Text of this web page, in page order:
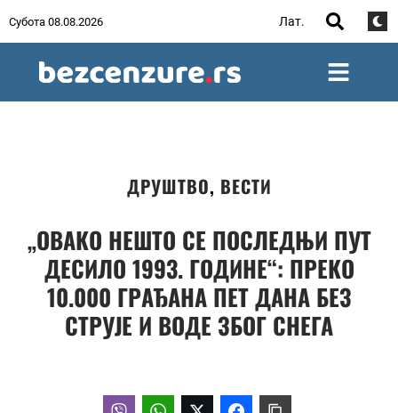
Субота 08.08.2026 Лат.
ДРУШТВО, ВЕСТИ
„ОВАКО НЕШТО СЕ ПОСЛЕДЊИ ПУТ
ДЕСИЛО 1993. ГОДИНЕ“: ПРЕКО
10.000 ГРАЂАНА ПЕТ ДАНА БЕЗ
СТРУЈЕ И ВОДЕ ЗБОГ СНЕГА